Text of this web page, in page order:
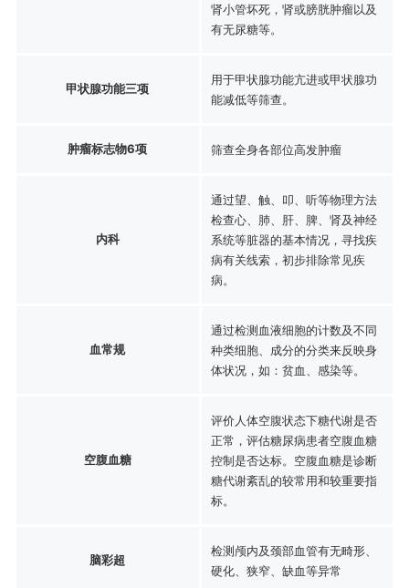
肾小管坏死，肾或膀胱肿瘤以及
有无尿糖等。
甲状腺功能三项
用于甲状腺功能亢进或甲状腺功
能减低等筛查。
肿瘤标志物6项 筛查全身各部位高发肿瘤
内科
通过望、触、叩、听等物理方法
检查心、肺、肝、脾、肾及神经
系统等脏器的基本情况，寻找疾
病有关线索，初步排除常见疾
病。
血常规
通过检测血液细胞的计数及不同
种类细胞、成分的分类来反映身
体状况，如：贫血、感染等。
空腹血糖
评价人体空腹状态下糖代谢是否
正常，评估糖尿病患者空腹血糖
控制是否达标。空腹血糖是诊断
糖代谢紊乱的较常用和较重要指
标。
脑彩超
检测颅内及颈部血管有无畸形、
硬化、狭窄、缺血等异常